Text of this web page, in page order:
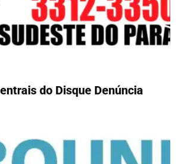
do Disque Denúncia